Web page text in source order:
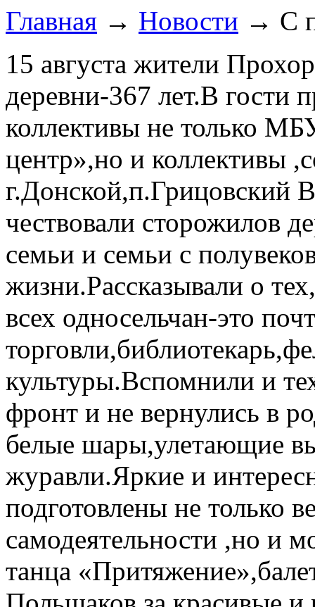
Главная → Новости → С
15 августа жители
деревни-367 лет.В гости
коллективы не только
центр»,но и коллективы
г.Донской,п.Грицовский
чествовали сторожилов
семьи и семьи с
жизни.Рассказывали о
всех односельчан-это
культуры.Вспомнили и
фронт и не вернулись в
белые шары,улетающие
журавли.Яркие и
подготовлены не только
самодеятельности ,но и
танца